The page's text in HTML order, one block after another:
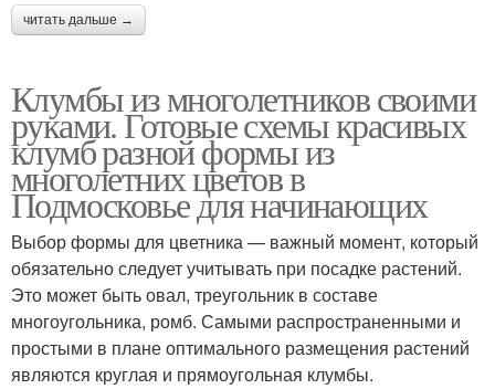
читать дальше →
Клумбы из многолетников своими
руками. Готовые схемы красивых
клумб разной формы из
многолетних цветов в
Подмосковье для начинающих
Выбор формы для цветника — важный момент, который
обязательно следует учитывать при посадке растений.
Это может быть овал, треугольник в составе
многоугольника, ромб. Самыми распространенными и
простыми в плане оптимального размещения растений
являются круглая и прямоугольная клумбы.